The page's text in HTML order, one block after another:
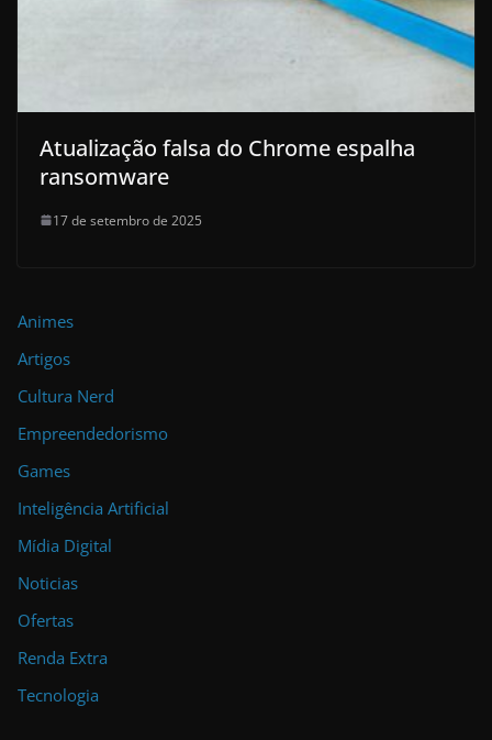
Atualização falsa do Chrome espalha
ransomware
17 de setembro de 2025
Animes
Artigos
Cultura Nerd
Empreendedorismo
Games
Inteligência Artificial
Mídia Digital
Noticias
Ofertas
Renda Extra
Tecnologia